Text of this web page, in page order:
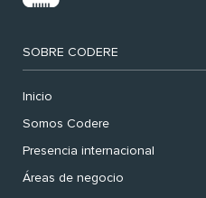
SOBRE CODERE
Inicio
Somos Codere
Presencia internacional
Áreas de negocio